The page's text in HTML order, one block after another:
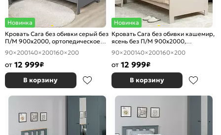
Новинка
Кровать Сага без обивки серый без
П/М 900x2000, ортопедическое
основание, изголовье жесткое
90×200140×200160×200
от 12 999₽
В корзину
Новинка
Кровать Сага без обивки кашемир,
ясень без П/М 900x2000,
ортопедическое основание,
изголовье жесткое
90×200140×200160×200
от 12 999₽
В корзину